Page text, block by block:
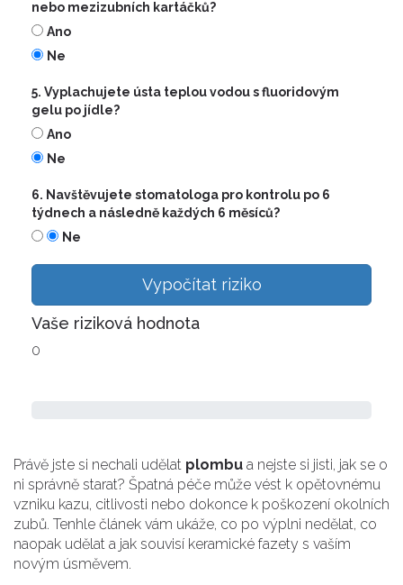
nebo mezizubních kartáčků?
Ano
Ne
5. Vyplachujete ústa teplou vodou s fluoridovým
gelu po jídle?
Ano
Ne
6. Navštěvujete stomatologa pro kontrolu po 6
týdnech a následně každých 6 měsíců?
Ne
Vypočítat riziko
Vaše riziková hodnota
0
Právě jste si nechali udělat plombu a nejste si jisti, jak se o
ni správně starat? Špatná péče může vést k opětovnému
vzniku kazu, citlivosti nebo dokonce k poškození okolních
zubů. Tenhle článek vám ukáže, co po výplni nedělat, co
naopak udělat a jak souvisí keramické fazety s vaším
novým úsměvem.